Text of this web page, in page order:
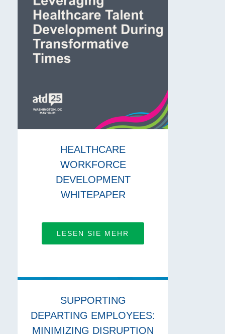
HEALTHCARE
WORKFORCE
DEVELOPMENT
WHITEPAPER
LESEN SIE MEHR
SUPPORTING
DEPARTING EMPLOYEES:
MINIMIZING DISRUPTION